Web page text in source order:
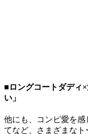
■ロングコートダディ
い」
他にも、コンピ愛を
てなど、さまざまなト